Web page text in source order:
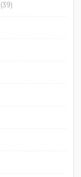
(39)